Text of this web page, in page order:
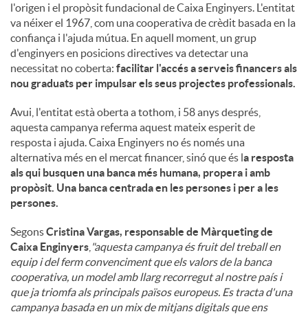
l'origen i el propòsit fundacional de Caixa Enginyers. L'entitat
va néixer el 1967, com una cooperativa de crèdit basada en la
confiança i l'ajuda mútua. En aquell moment, un grup
d'enginyers en posicions directives va detectar una
necessitat no coberta: facilitar l'accés a serveis financers als
nou graduats per impulsar els seus projectes professionals.
Avui, l'entitat està oberta a tothom, i 58 anys després,
aquesta campanya referma aquest mateix esperit de
resposta i ajuda. Caixa Enginyers no és només una
alternativa més en el mercat financer, sinó que és la resposta
als qui busquen una banca més humana, propera i amb
propòsit. Una banca centrada en les persones i per a les
persones.
SegonsCristina Vargas, responsable de Màrqueting de
Caixa Enginyers "aquesta campanya és fruit del treball en
equip i del ferm convenciment que els valors de la banca
cooperativa, un model amb llarg recorregut al nostre país i
que ja triomfa als principals països europeus. Es tracta d'una
campanya basada en un mix de mitjans digitals que ens